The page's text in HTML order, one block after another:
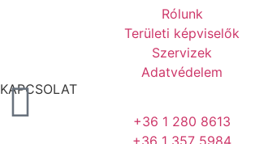
Rólunk
Területi képviselők
Szervizek
Adatvédelem
KAPCSOLAT
+36 1 280 8613
+36 1 357 5984